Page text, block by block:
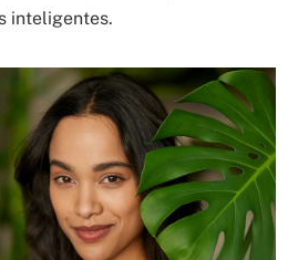
inteligentes.